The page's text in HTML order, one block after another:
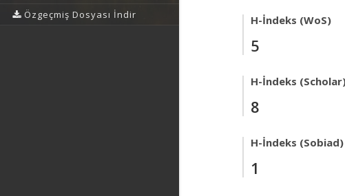
Özgeçmiş Dosyası İndir
H-İndeks (WoS)
5
H-İndeks
8
H-İndeks (Sobiad)
1